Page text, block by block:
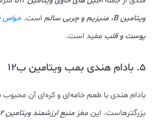
ویتامین B، منیزیم و چربی‌ سالم
است. خواص
پوست و قلب مفید است.
5. بادام هندی بمب ویتامین ب12
بادام هندی با طعم خامه‌ای و کره‌ای آن محبوب
بزرگترهاست. این مغز منبع ارزشمند ویتامین B12